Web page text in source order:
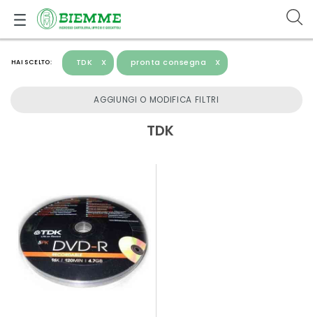
HAI SCELTO: TDK X pronta consegna X
AGGIUNGI O MODIFICA FILTRI
TDK